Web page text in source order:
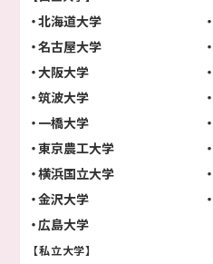
北海道大学
名古屋大学
大阪大学
筑波大学
一橋大学
東京農工大学
横浜国立大学
金沢大学
広島大学
【私立大学】